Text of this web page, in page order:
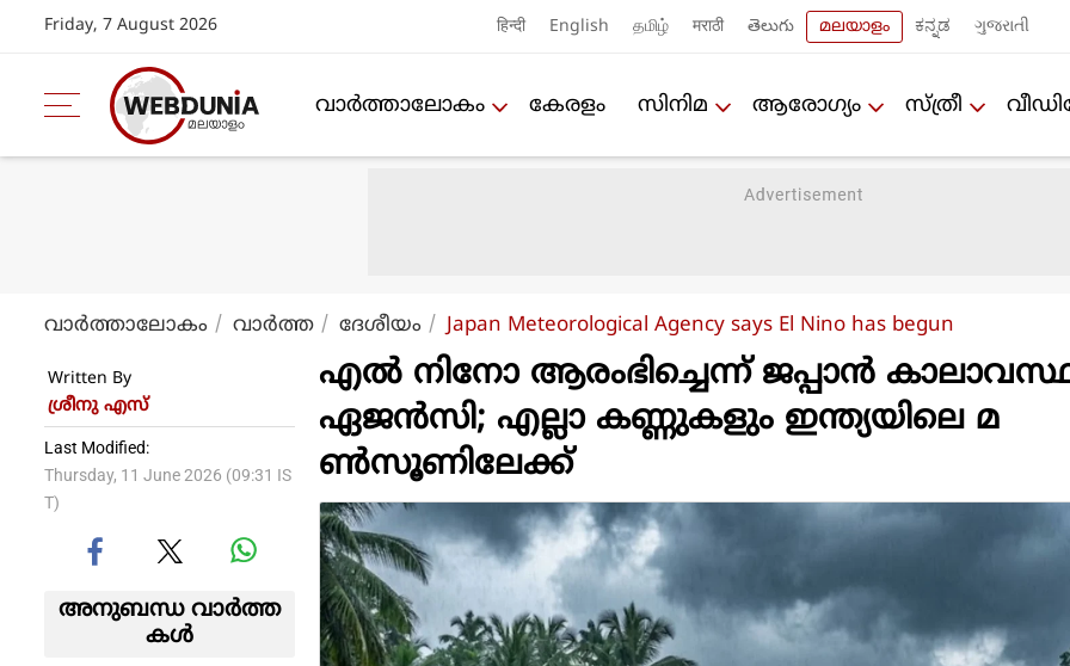
Friday, 7 August 2026 हिन्दी English தமிழ் मराठी తెలుగు മലയാളം ಕನ್ನಡ ગુજરાતી
വാര്‍ത്താലോകം കേരളം സിനിമ ആരോഗ്യം സ്ത്രീ
വാര്‍ത്താലോകം വാര്‍ത്ത ദേശീയം Japan Meteorological Agency says El Nino has begun
Written By
ശ്രീനു എസ്
Last Modified:
Thursday, 11 June 2026 (09:31 IS
T)
അനുബന്ധ വാര്‍ത്ത
കള്‍
എല്‍ നിനോ ആരംഭിച്ചെന്ന് ജപ്പാന്‍
ഏജന്‍സി; എല്ലാ കണ്ണുകളും ഇന്ത്യയിലെ മ
ണ്‍സൂണിലേക്ക്